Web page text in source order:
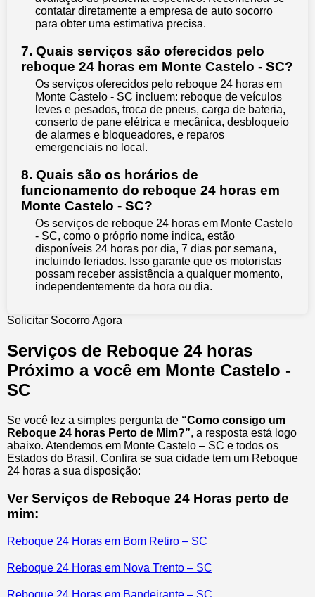
contatar diretamente a empresa de auto socorro
para obter uma estimativa precisa.
7. Quais serviços são oferecidos pelo
reboque 24 horas em Monte Castelo - SC?
Os serviços oferecidos pelo reboque 24 horas em
Monte Castelo - SC incluem: reboque de veículos
leves e pesados, troca de pneus, carga de bateria,
conserto de pane elétrica e mecânica, desbloqueio
de alarmes e bloqueadores, e reparos
emergenciais no local.
8. Quais são os horários de
funcionamento do reboque 24 horas em
Monte Castelo - SC?
Os serviços de reboque 24 horas em Monte Castelo
- SC, como o próprio nome indica, estão
disponíveis 24 horas por dia, 7 dias por semana,
incluindo feriados. Isso garante que os motoristas
possam receber assistência a qualquer momento,
independentemente da hora ou dia.
Solicitar Socorro Agora
Serviços de Reboque 24 horas
Próximo a você em Monte Castelo -
SC
Se você fez a simples pergunta de “Como consigo um
Reboque 24 horas Perto de Mim?”, a resposta está logo
abaixo. Atendemos em Monte Castelo – SC e todos os
Estados do Brasil. Confira se sua cidade tem um Reboque
24 horas a sua disposição:
Ver Serviços de Reboque 24 Horas perto de
mim:
Reboque 24 Horas em Bom Retiro – SC
Reboque 24 Horas em Nova Trento – SC
Reboque 24 Horas em Bandeirante – SC